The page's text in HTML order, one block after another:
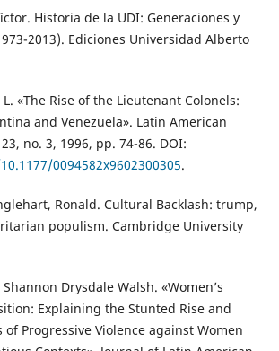
Historia de la UDI: Generaciones y
2013). Ediciones Universidad Alberto
«The Rise of the Lieutenant Colonels:
and Venezuela». Latin American
no. 3, 1996, pp. 74-86. DOI:
0094582x9602300305.
Ronald. Cultural Backlash: trump,
populism. Cambridge University
Drysdale Walsh. «Women’s
Explaining the Stunted Rise and
of Progressive Violence against Women